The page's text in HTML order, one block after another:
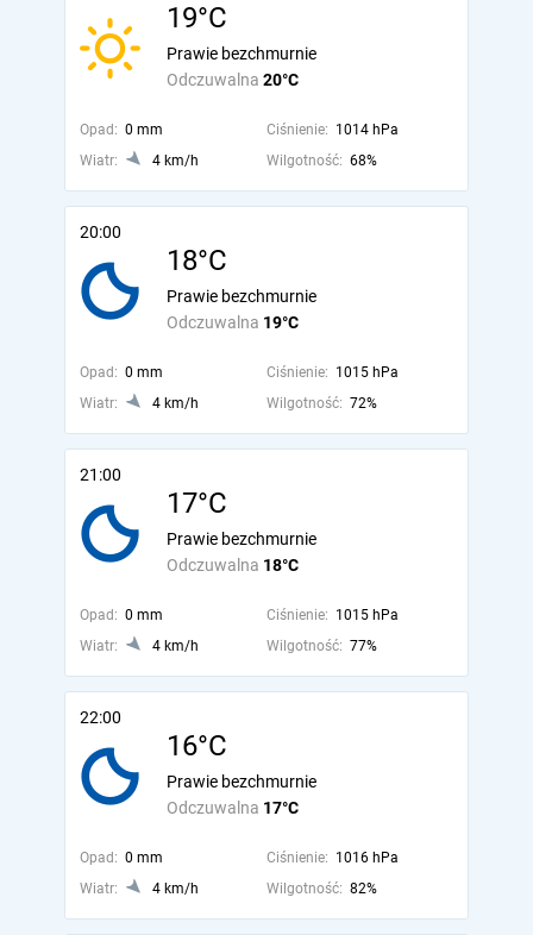
19°C
Odczuwalna 20°C
Prawie bezchmurnie
Opad: 0 mm Ciśnienie: 1014 hPa
Wiatr:
4 km/h Wilgotność: 68%
20:00
18°C
Odczuwalna 19°C
Prawie bezchmurnie
Opad: 0 mm Ciśnienie: 1015 hPa
Wiatr:
4 km/h Wilgotność: 72%
21:00
17°C
Odczuwalna 18°C
Prawie bezchmurnie
Opad: 0 mm Ciśnienie: 1015 hPa
Wiatr:
4 km/h Wilgotność: 77%
22:00
16°C
Odczuwalna 17°C
Prawie bezchmurnie
Opad: 0 mm Ciśnienie: 1016 hPa
Wiatr:
4 km/h Wilgotność: 82%